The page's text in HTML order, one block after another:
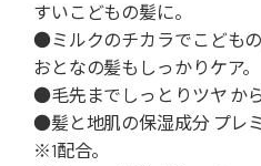
すいこどもの髪に。
●ミルクのチカラでこども
おとなの髪もしっかりケア。
●毛先までしっとりツヤ か
●髪と地肌の保湿成分 プレ
※1配合。